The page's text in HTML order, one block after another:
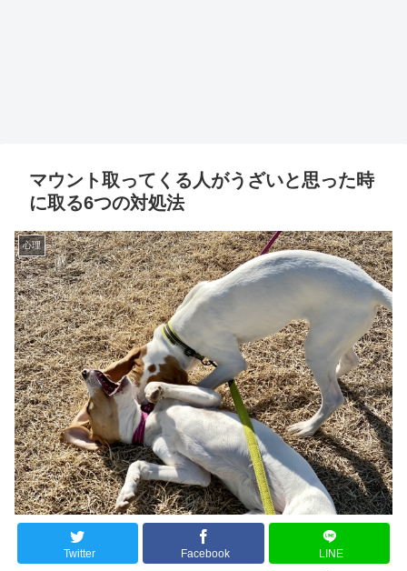
マウント取ってくる人がうざいと思った時
に取る6つの対処法
心理
Twitter Facebook LINE